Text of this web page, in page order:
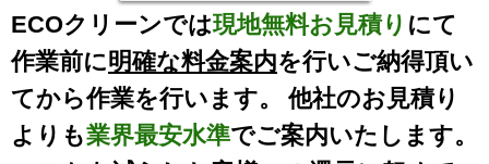
ECOクリーンでは現地無料お見積り にて
作業前に明確な料金案内を行いご納得頂い
てから作業を行います。 他社のお見積り
よりも業界最安水準でご案内いたします。